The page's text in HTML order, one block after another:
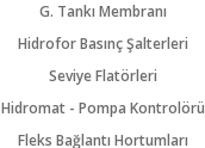
G. Tankı Membranı
Hidrofor Basınç Şalterleri
Seviye Flatörleri
Hidromat - Pompa Kontrolörü
Fleks Bağlantı Hortumları